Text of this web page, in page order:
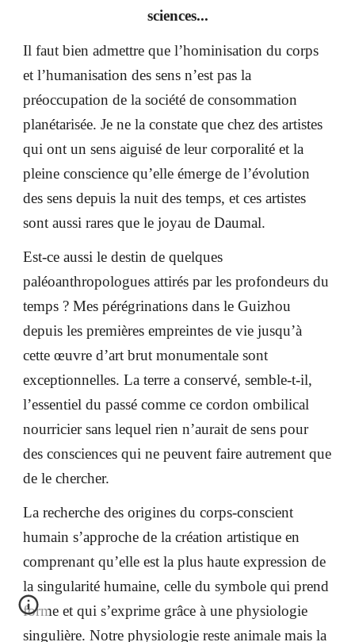
sciences...
Il faut bien admettre que l’hominisation du corps
et l’humanisation des sens n’est pas la
préoccupation de la société de consommation
planétarisée. Je ne la constate que chez des artistes
qui ont un sens aiguisé de leur corporalité et la
pleine conscience qu’elle émerge de l’évolution
des sens depuis la nuit des temps, et ces artistes
sont aussi rares que le joyau de Daumal.
Est-ce aussi le destin de quelques
paléoanthropologues attirés par les profondeurs du
temps ? Mes pérégrinations dans le Guizhou
depuis les premières empreintes de vie jusqu’à
cette œuvre d’art brut monumentale sont
exceptionnelles. La terre a conservé, semble-t-il,
l’essentiel du passé comme ce cordon ombilical
nourricier sans lequel rien n’aurait de sens pour
des consciences qui ne peuvent faire autrement que
de le chercher.
La recherche des origines du corps-conscient
humain s’approche de la création artistique en
comprenant qu’elle est la plus haute expression de
la singularité humaine, celle du symbole qui prend
forme et qui s’exprime grâce à une physiologie
singulière. Notre physiologie reste animale mais la